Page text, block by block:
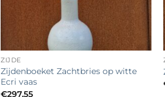
ZIJDE
Zijdenboeket Zachtbries op witte
Ecri vaas
€297,55